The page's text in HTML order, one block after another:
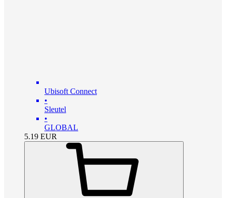
Ubisoft Connect
•
Sleutel
•
GLOBAL
5.19 EUR